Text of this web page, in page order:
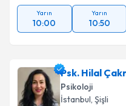
Yarın
10:00
Yarın
10:50
Psk. Hilal
Psikoloji
İstanbul, Şişli